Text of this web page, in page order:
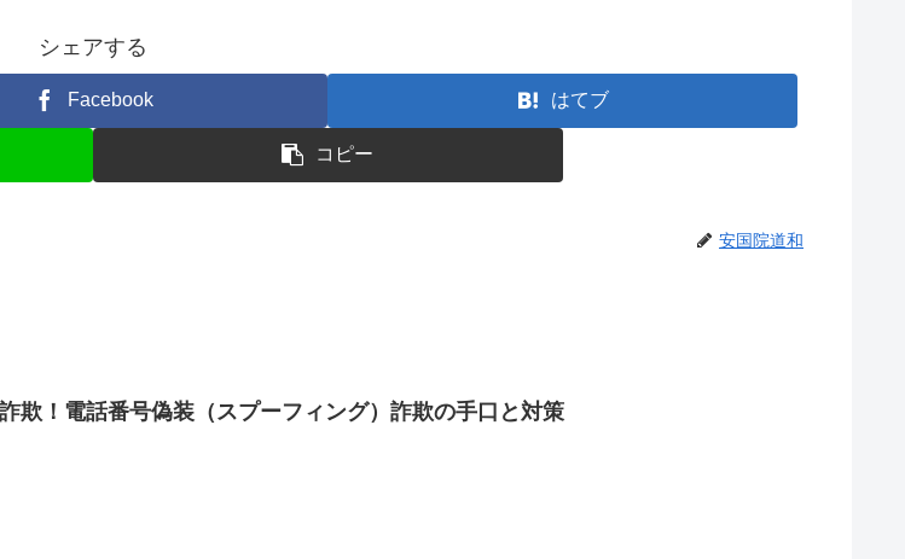
シェアする
Facebook はてブ
コピー
安国院道和
欺！電話番号偽装（スプーフィング）詐欺の手口と対策